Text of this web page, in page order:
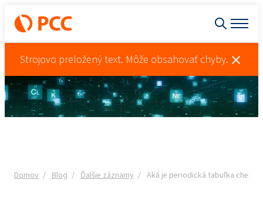
Strojovo preložený text. Môže obsahovať chyby.
Domov Blog Ďalšie záznamy Aká je periodická tabuľka